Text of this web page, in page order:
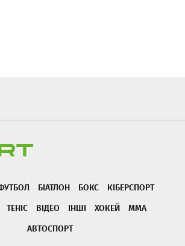
БІАТЛОН БОКС
КІБЕРСПОРТ
ТЕНІС ВІДЕО ІНШІ ХОКЕЙ
ММА
АВТОСПОРТ